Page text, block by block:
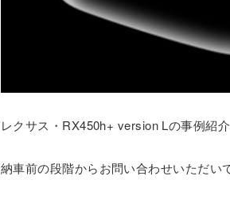
レクサス・RX450h+ version Lの事例紹介
納車前の段階からお問い合わせいただい